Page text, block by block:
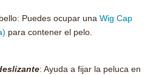
Puedes ocupar una Wig Cap
para contener el pelo.
: Ayuda a fijar la peluca en